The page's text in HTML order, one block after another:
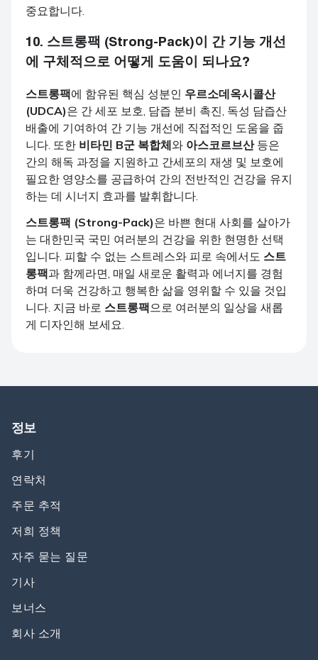
중요합니다.
10. 스트롱팩 (Strong-Pack)이 간 기능 개선
에 구체적으로 어떻게 도움이 되나요?
스트롱팩에 함유된 핵심 성분인 우르소데옥시콜산
(UDCA)은 간 세포 보호, 담즙 분비 촉진, 독성 담즙산
배출에 기여하여 간 기능 개선에 직접적인 도움을 줍
니다. 또한 비타민 B군 복합체와 아스코르브산등은
간의 해독 과정을 지원하고 간세포의 재생 및 보호에
필요한 영양소를 공급하여 간의 전반적인 건강을 유지
하는 데 시너지 효과를 발휘합니다.
스트롱팩 (Strong-Pack)은 바쁜 현대 사회를 살아가
는 대한민국 국민 여러분의 건강을 위한 현명한 선택
입니다. 피할 수 없는 스트레스와 피로 속에서도 스트
롱팩과 함께라면, 매일 새로운 활력과 에너지를 경험
하며 더욱 건강하고 행복한 삶을 영위할 수 있을 것입
니다. 지금 바로 스트롱팩으로 여러분의 일상을 새롭
게 디자인해 보세요.
정보
후기
연락처
주문 추적
저희 정책
자주 묻는 질문
기사
보너스
회사 소개